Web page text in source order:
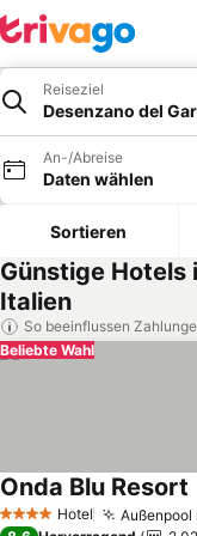
Reiseziel
Desenzano del
An-/Abreise
Daten wählen
Sortieren
Günstige Hotels
Italien
So beeinflussen
Beliebte Wahl
4 Sterne Hotel Außenpool
Onda Blu Resort